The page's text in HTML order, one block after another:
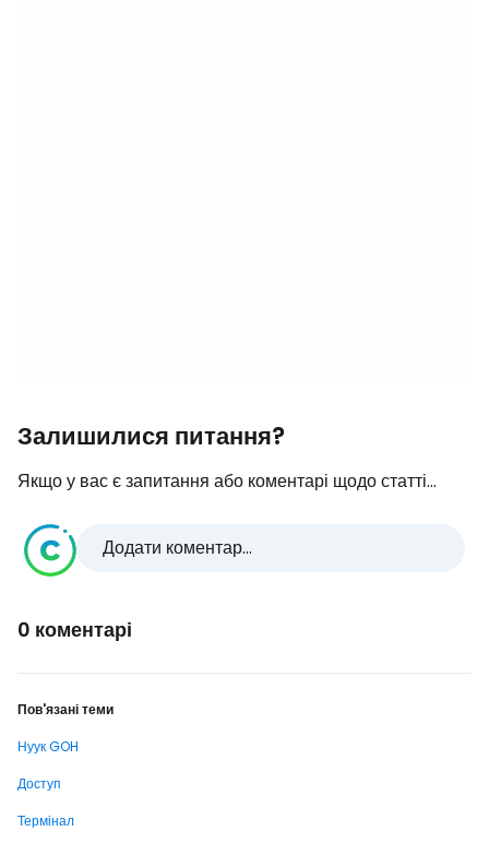
Залишилися питання?
Якщо у вас є запитання або коментарі щодо статті...
Додати коментар...
0 коментарі
Пов'язані теми
Нуук GOH
Доступ
Термінал